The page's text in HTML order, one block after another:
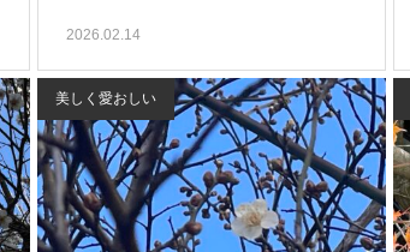
2026.02.14
美しく愛おしい